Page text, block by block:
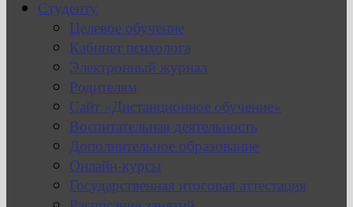
Студенту
Целевое обучение
Кабинет психолога
Электронный журнал
Родителям
Сайт «Дистанционное обучение»
Воспитательная деятельность
Дополнительное образование
Онлайн-курсы
Государственная итоговая аттестация